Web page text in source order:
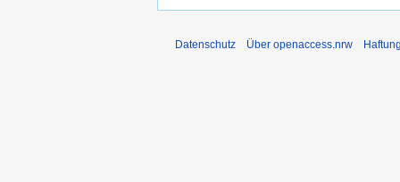
Datenschutz Über openaccess.nrw